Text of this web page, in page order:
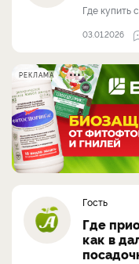
Где купить
03.01.2026
РЕКЛАМА
Гость
Где
как в